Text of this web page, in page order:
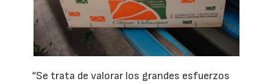
“Se trata de valorar los grandes esfuerzos